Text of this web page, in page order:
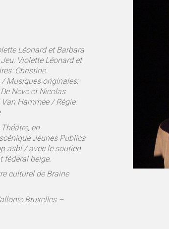
Léonard et Barbara
Violette Léonard et
Christine
Musiques originales:
Neve et Nicolas
Hammée / Régie:
en
Jeunes Publics
asbl / avec le soutien
fédéral belge.
culturel de Braine
Bruxelles –